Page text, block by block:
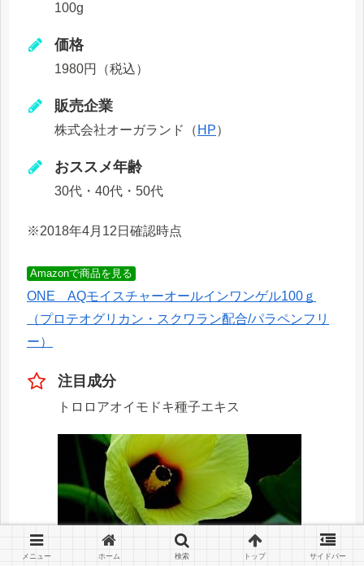
100g
価格
1980円（税込）
販売企業
株式会社オーガランド（ HP）
おススメ年齢
30代・40代・50代
※2018年4月12日確認時点
Amazonで商品を見る
ONE AQモイスチャーオールインワンゲル100ｇ
（プロテオグリカン・スクワラン配合/パラペンフリ
ー）
注目成分
トロロアオイモドキ種子エキス
メニュー ホーム 検索 トップ サイドバー